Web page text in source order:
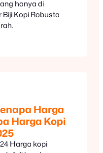
hanya di
Kopi Robusta
Harga
Harga Kopi
Harga kopi